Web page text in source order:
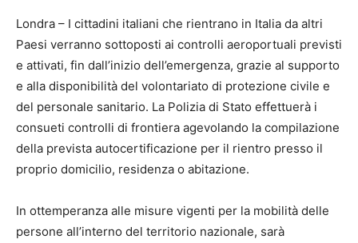
Londra – I cittadini italiani che rientrano in Italia da altri
Paesi verranno sottoposti ai controlli aeroportuali previsti
e attivati, fin dall’inizio dell’emergenza, grazie al supporto
e alla disponibilità del volontariato di protezione civile e
del personale sanitario. La Polizia di Stato effettuerà i
consueti controlli di frontiera agevolando la compilazione
della prevista autocertificazione per il rientro presso il
proprio domicilio, residenza o abitazione.
In ottemperanza alle misure vigenti per la mobilità delle
persone all’interno del territorio nazionale, sarà